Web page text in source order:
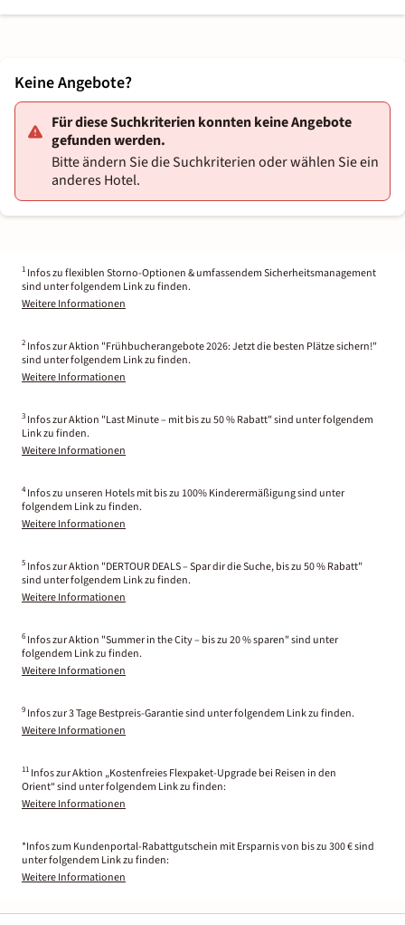
Keine Angebote?
Für diese Suchkriterien konnten keine Angebote
gefunden werden.
Bitte ändern Sie die Suchkriterien oder wählen Sie ein
anderes Hotel.
1 Infos zu flexiblen Storno-Optionen & umfassendem Sicherheitsmanagement
sind unter folgendem Link zu finden.
Weitere Informationen
2 Infos zur Aktion "Frühbucherangebote 2026: Jetzt die besten Plätze sichern!"
sind unter folgendem Link zu finden.
Weitere Informationen
3 Infos zur Aktion "Last Minute – mit bis zu 50 % Rabatt" sind unter folgendem
Link zu finden.
Weitere Informationen
4 Infos zu unseren Hotels mit bis zu 100% Kinderermäßigung sind unter
folgendem Link zu finden.
Weitere Informationen
5 Infos zur Aktion "DERTOUR DEALS – Spar dir die Suche, bis zu 50 % Rabatt"
sind unter folgendem Link zu finden.
Weitere Informationen
6 Infos zur Aktion "Summer in the City – bis zu 20 % sparen" sind unter
folgendem Link zu finden.
Weitere Informationen
9 Infos zur 3 Tage Bestpreis-Garantie sind unter folgendem Link zu finden.
Weitere Informationen
11 Infos zur Aktion „Kostenfreies Flexpaket-Upgrade bei Reisen in den
Orient“ sind unter folgendem Link zu finden:
Weitere Informationen
*Infos zum Kundenportal-Rabattgutschein mit Ersparnis von bis zu 300 € sind
unter folgendem Link zu finden:
Weitere Informationen